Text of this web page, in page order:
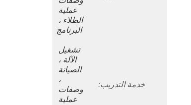
البرنامج
خدمة التدريب: